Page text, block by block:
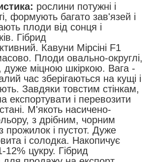
рослини потужні і
формують багато зав'язей і
плоди від сонця і
Гібрид
Кавуни Мірсіні F1
Плоди овально-округлі,
дуже міцною шкіркою. Вага -
час зберігаються на кущі і
Завдяки товстим стінкам,
експортувати і перевозити
М'якоть насичено-
з дрібним, чорним
прожилок і пустот. Дуже
і солодка. Накопичує
12% цукру. Гібрид